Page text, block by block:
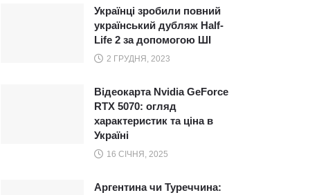
Українці зробили повний
український дубляж Half-
Life 2 за допомогою ШІ
2 ГРУДНЯ, 2023
Відеокарта Nvidia GeForce
RTX 5070: огляд
характеристик та ціна в
Україні
16 СІЧНЯ, 2025
Аргентина чи Туреччина: